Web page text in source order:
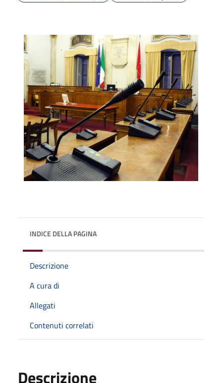
INDICE DELLA PAGINA
Descrizione
A cura di
Allegati
Contenuti correlati
Descrizione